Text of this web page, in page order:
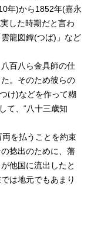
年)から1852年(嘉永
した時期だと言わ
龍図鐔(つば)」など
百八ら金具師の仕
。そのため彼らの
け)などを作って糊
て、“八十三歳知
を払うことを約束
捻出のために、藩
他国に流出したと
は地元でもあまり